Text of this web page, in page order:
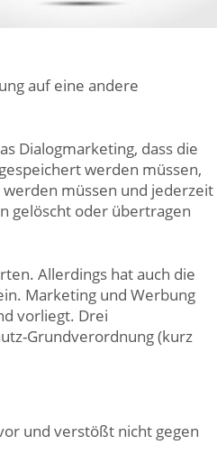
auf eine andere
Dialogmarketing, dass die
werden müssen,
müssen und jederzeit
gelöscht oder übertragen
Allerdings hat auch die
Marketing und Werbung
vorliegt. Drei
Grundverordnung (kurz
und verstößt nicht gegen